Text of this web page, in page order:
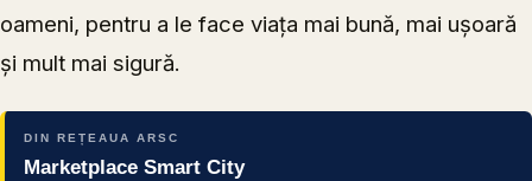
oameni, pentru a le face viața mai bună, mai ușoară
și mult mai sigură.
DIN REȚEAUA ARSC
Marketplace Smart City